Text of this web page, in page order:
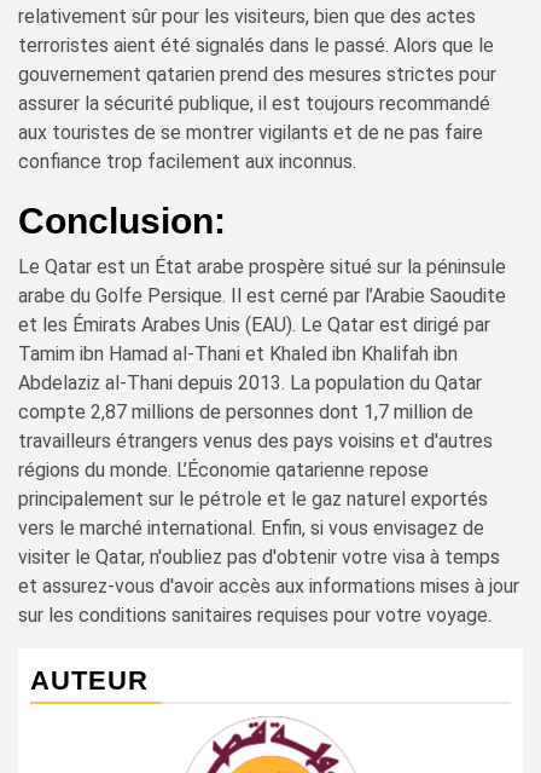
relativement sûr pour les visiteurs, bien que des actes
terroristes aient été signalés dans le passé. Alors que le
gouvernement qatarien prend des mesures strictes pour
assurer la sécurité publique, il est toujours recommandé
aux touristes de se montrer vigilants et de ne pas faire
confiance trop facilement aux inconnus.
Conclusion:
Le Qatar est un État arabe prospère situé sur la péninsule
arabe du Golfe Persique. Il est cerné par l’Arabie Saoudite
et les Émirats Arabes Unis (EAU). Le Qatar est dirigé par
Tamim ibn Hamad al-Thani et Khaled ibn Khalifah ibn
Abdelaziz al-Thani depuis 2013. La population du Qatar
compte 2,87 millions de personnes dont 1,7 million de
travailleurs étrangers venus des pays voisins et d'autres
régions du monde. L’Économie qatarienne repose
principalement sur le pétrole et le gaz naturel exportés
vers le marché international. Enfin, si vous envisagez de
visiter le Qatar, n'oubliez pas d'obtenir votre visa à temps
et assurez-vous d'avoir accès aux informations mises à jour
sur les conditions sanitaires requises pour votre voyage.
AUTEUR